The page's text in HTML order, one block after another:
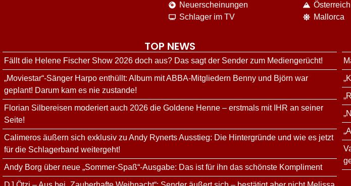
Neuerscheinungen
Schlager im TV
Österreich
Mallorca
TOP NEWS
Fällt die Helene Fischer Show 2026 doch aus? Das sagt der Sender zum Mediengerücht!
„Moviestar“-Sänger Harpo enthüllt: Album mit ABBA-Mitgliedern Benny und Björn war
geplant! Darum kam es nie zustande!
Florian Silbereisen moderiert auch 2026 die Goldene Henne – erstmals mit IHR an seiner
Seite!
Calimeros äußern sich exklusiv zu Andy Rynerts Ausstieg: Die Hintergründe und wie es jetzt
für die Schlagerband weitergeht!
Andy Borg über neue „Sommer-Spaß“-Ausgabe: Das ist für ihn das schönste Kompliment